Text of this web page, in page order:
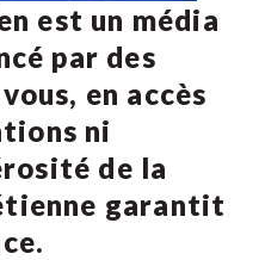
est un média
par des
en accès
ni
de la
garantit